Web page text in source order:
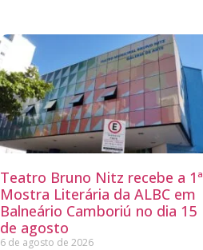
Teatro Bruno Nitz recebe a 1ª
Mostra Literária da ALBC em
Balneário Camboriú no dia 15
de agosto
6 de agosto de 2026